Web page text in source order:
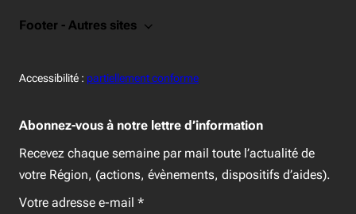
Footer - Autres sites
Accessibilité : Accessiblité:
partiellement conforme
Abonnez-vous à notre lettre d’information
Recevez chaque semaine par mail toute l’actualité de
votre Région, (actions, évènements, dispositifs d’aides).
Votre adresse e-mail *